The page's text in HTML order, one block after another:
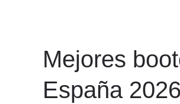
Mejores
España 2026